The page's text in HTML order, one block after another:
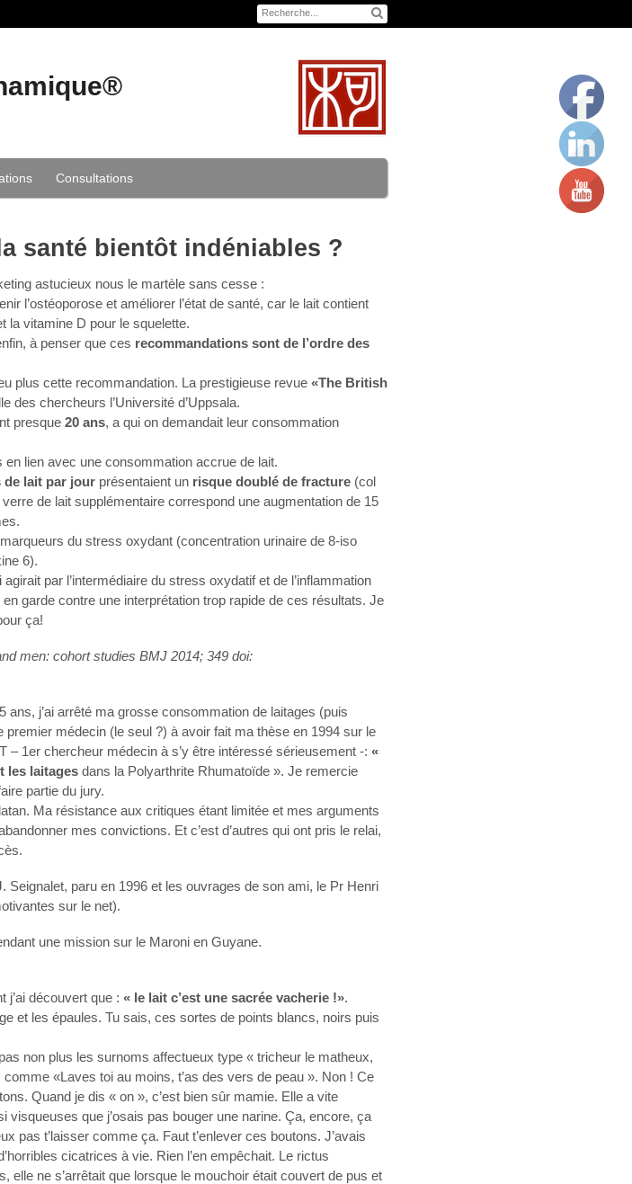
Consultations
santé bientôt indéniables ?
astucieux nous le martèle sans cesse :
l’ostéoporose et améliorer l’état de santé, car le lait contient
la vitamine D pour le squelette.
à penser que ces recommandations sont de l’ordre des
plus cette recommandation. La prestigieuse revue «The British
des chercheurs l’Université d’Uppsala.
presque 20 ans, a qui on demandait leur consommation
lien avec une consommation accrue de lait.
de lait par jour présentaient un risque doublé de fracture (col
verre de lait supplémentaire correspond une augmentation de 15
du stress oxydant (concentration urinaire de 8-iso
6).
par l’intermédiaire du stress oxydatif et de l’inflammation
garde contre une interprétation trop rapide de ces résultats. Je
ça!
men: cohort studies BMJ 2014; 349 doi:
ans, j’ai arrêté ma grosse consommation de laitages (puis
premier médecin (le seul ?) à avoir fait ma thèse en 1994 sur le
1er chercheur médecin à s’y être intéressé sérieusement -: «
les laitages dans la Polyarthrite Rhumatoïde ». Je remercie
partie du jury.
Ma résistance aux critiques étant limitée et mes arguments
mes convictions. Et c’est d’autres qui ont pris le relai,
Seignalet, paru en 1996 et les ouvrages de son ami, le Pr Henri
sur le net).
une mission sur le Maroni en Guyane.
j’ai découvert que : « le lait c’est une sacrée vacherie !».
et les épaules. Tu sais, ces sortes de points blancs, noirs puis
non plus les surnoms affectueux type « tricheur le matheux,
«Laves toi au moins, t’as des vers de peau ». Non ! Ce
Quand je dis « on », c’est bien sûr mamie. Elle a vite
que j’osais pas bouger une narine. Ça, encore, ça
pas t’laisser comme ça. Faut t’enlever ces boutons. J’avais
cicatrices à vie. Rien l’en empêchait. Le rictus
elle ne s’arrêtait que lorsque le mouchoir était couvert de pus et